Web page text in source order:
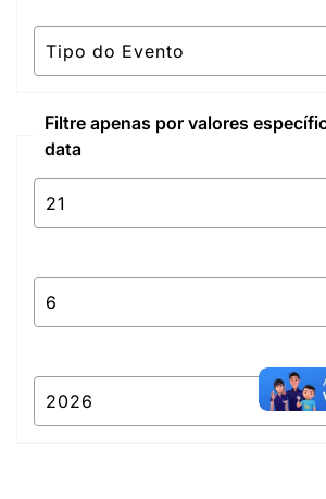
Filtre apenas por valores
data